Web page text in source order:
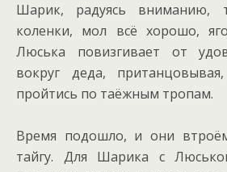
Шарик, радуясь вниманию,
коленки, мол всё хорошо,
Люська повизгивает от
вокруг деда,
пройтись по таёжным тропам.
Время подошло, и они
тайгу. Для Шарика с